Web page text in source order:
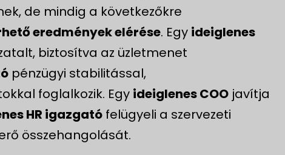
de mindig a következőkre
eredmények elérése. Egy ideiglenes
biztosítva az üzletmenet
pénzügyi stabilitással,
foglalkozik. Egy ideiglenes COO javítja
HR igazgató felügyeli a szervezeti
összehangolását.